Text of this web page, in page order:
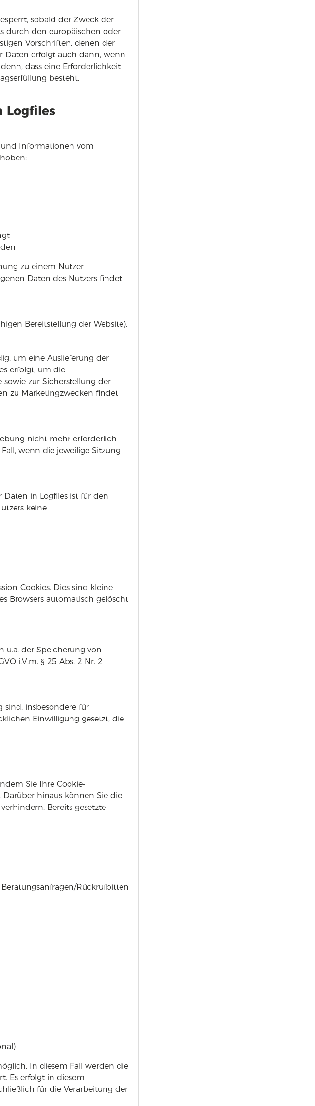
sobald der Zweck der
durch den europäischen oder
Vorschriften, denen der
Daten erfolgt auch dann, wenn
dass eine Erforderlichkeit
besteht.
Logfiles
und Informationen vom
zu einem Nutzer
Daten des Nutzers findet
Bereitstellung der Website).
um eine Auslieferung der
erfolgt, um die
zur Sicherstellung der
zu Marketingzwecken findet
nicht mehr erforderlich
wenn die jeweilige Sitzung
Daten in Logfiles ist für den
keine
Cookies. Dies sind kleine
Browsers automatisch gelöscht
u.a. der Speicherung von
i.V.m. § 25 Abs. 2 Nr. 2
sind, insbesondere für
Einwilligung gesetzt, die
Sie Ihre Cookie-
hinaus können Sie die
Bereits gesetzte
Rückrufbitten
In diesem Fall werden die
Es erfolgt in diesem
für die Verarbeitung der